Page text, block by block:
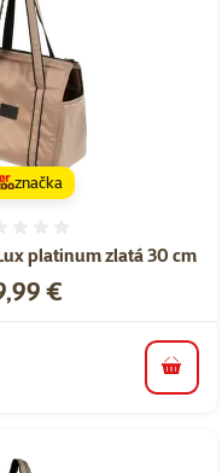
platinum zlatá 30 cm
€
značka
do